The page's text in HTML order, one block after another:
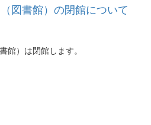
図書館）の閉館について
）は閉館します。